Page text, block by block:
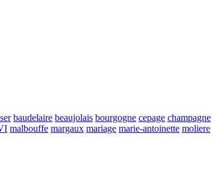
baudelaire beaujolais bourgogne cepage champagne
malbouffe margaux mariage marie-antoinette moliere